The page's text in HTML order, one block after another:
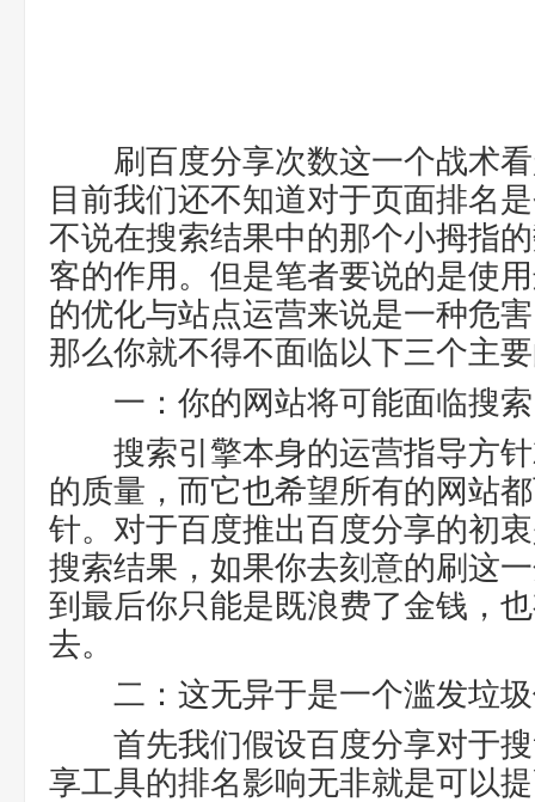
刷百度分享次数这一个战术看
目前我们还不知道对于页面排名
不说在搜索结果中的那个小拇指
客的作用。但是笔者要说的是使
的优化与站点运营来说是一种危
那么你就不得不面临以下三个主
一：你的网站将可能面临搜索
搜索引擎本身的运营指导方针
的质量，而它也希望所有的网站
针。对于百度推出百度分享的初
搜索结果，如果你去刻意的刷这
到最后你只能是既浪费了金钱，
去。
二：这无异于是一个滥发垃圾
首先我们假设百度分享对于搜
享工具的排名影响无非就是可以